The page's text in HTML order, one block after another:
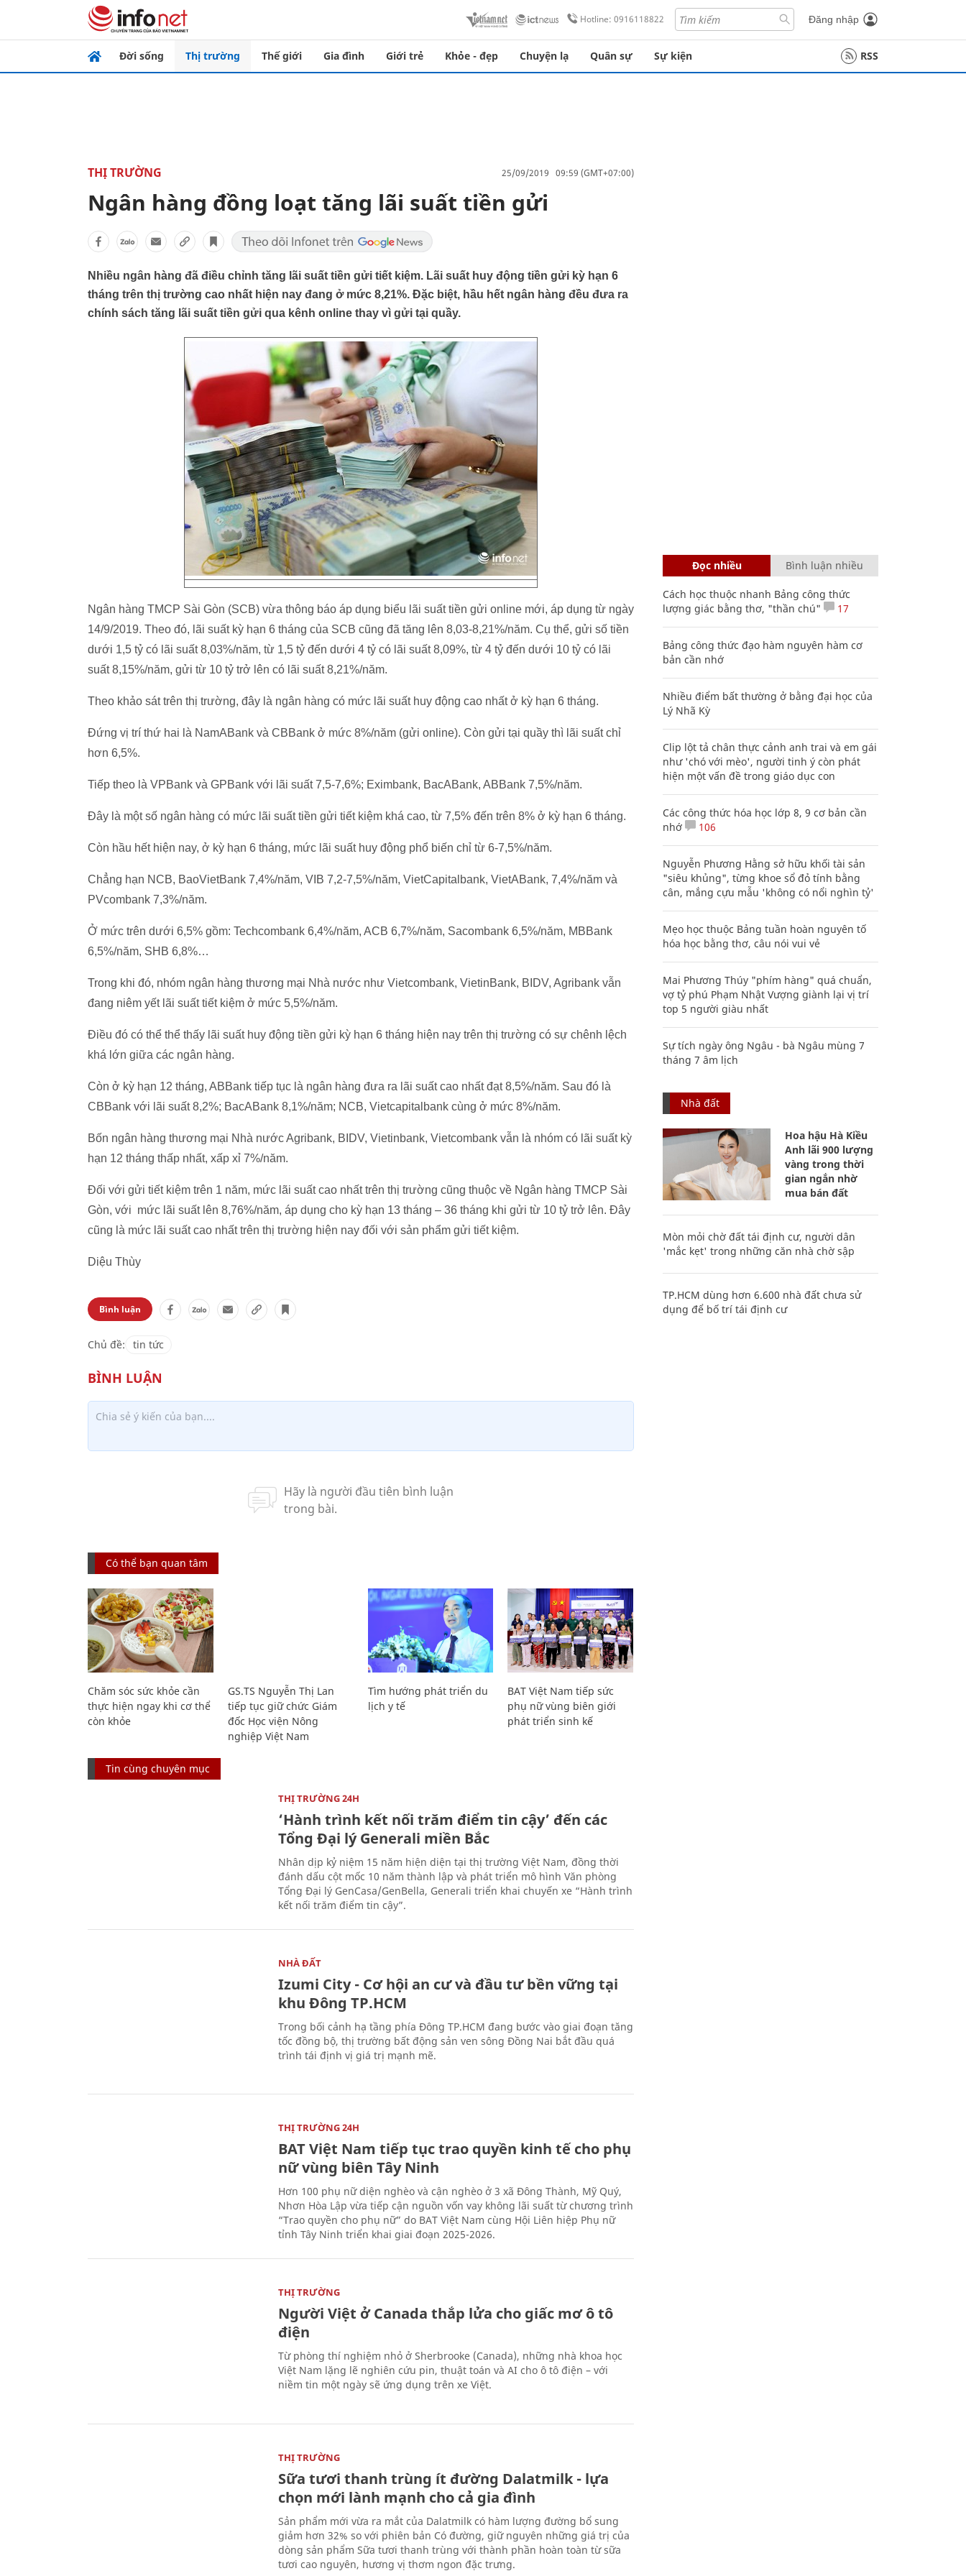
Hotline: 0916118822 Đăng nhập
Đời sống Thị trường Thế giới Gia đình Giới trẻ Khỏe - đẹp Chuyện lạ Quân sự Sự kiện RSS
THỊ TRƯỜNG 25/09/2019 09:59 (GMT+07:00)
Ngân hàng đồng loạt tăng lãi suất tiền gửi
Nhiều ngân hàng đã điều chỉnh tăng lãi suất tiền gửi tiết kiệm. Lãi suất huy động tiền gửi kỳ hạn 6
tháng trên thị trường cao nhất hiện nay đang ở mức 8,21%. Đặc biệt, hầu hết ngân hàng đều đưa ra
chính sách tăng lãi suất tiền gửi qua kênh online thay vì gửi tại quầy.
Ngân hàng TMCP Sài Gòn (SCB) vừa thông báo áp dụng biểu lãi suất tiền gửi online mới, áp dụng từ ngày
14/9/2019. Theo đó, lãi suất kỳ hạn 6 tháng của SCB cũng đã tăng lên 8,03-8,21%/năm. Cụ thể, gửi số tiền
dưới 1,5 tỷ có lãi suất 8,03%/năm, từ 1,5 tỷ đến dưới 4 tỷ có lãi suất 8,09%, từ 4 tỷ đến dưới 10 tỷ có lãi
suất 8,15%/năm, gửi từ 10 tỷ trở lên có lãi suất 8,21%/năm.
Theo khảo sát trên thị trường, đây là ngân hàng có mức lãi suất huy động cao nhất ở kỳ hạn 6 tháng.
Đứng vị trí thứ hai là NamABank và CBBank ở mức 8%/năm (gửi online). Còn gửi tại quầy thì lãi suất chỉ
hơn 6,5%.
Tiếp theo là VPBank và GPBank với lãi suất 7,5-7,6%; Eximbank, BacABank, ABBank 7,5%/năm.
Đây là một số ngân hàng có mức lãi suất tiền gửi tiết kiệm khá cao, từ 7,5% đến trên 8% ở kỳ hạn 6 tháng.
Còn hầu hết hiện nay, ở kỳ hạn 6 tháng, mức lãi suất huy động phổ biến chỉ từ 6-7,5%/năm.
Chẳng hạn NCB, BaoVietBank 7,4%/năm, VIB 7,2-7,5%/năm, VietCapitalbank, VietABank, 7,4%/năm và
PVcombank 7,3%/năm.
Ở mức trên dưới 6,5% gồm: Techcombank 6,4%/năm, ACB 6,7%/năm, Sacombank 6,5%/năm, MBBank
6,5%/năm, SHB 6,8%…
Trong khi đó, nhóm ngân hàng thương mại Nhà nước như Vietcombank, VietinBank, BIDV, Agribank vẫn
đang niêm yết lãi suất tiết kiệm ở mức 5,5%/năm.
Điều đó có thể thể thấy lãi suất huy động tiền gửi kỳ hạn 6 tháng hiện nay trên thị trường có sự chênh lệch
khá lớn giữa các ngân hàng.
Còn ở kỳ hạn 12 tháng, ABBank tiếp tục là ngân hàng đưa ra lãi suất cao nhất đạt 8,5%/năm. Sau đó là
CBBank với lãi suất 8,2%; BacABank 8,1%/năm; NCB, Vietcapitalbank cùng ở mức 8%/năm.
Bốn ngân hàng thương mại Nhà nước Agribank, BIDV, Vietinbank, Vietcombank vẫn là nhóm có lãi suất kỳ
hạn 12 tháng thấp nhất, xấp xỉ 7%/năm.
Đối với gửi tiết kiệm trên 1 năm, mức lãi suất cao nhất trên thị trường cũng thuộc về Ngân hàng TMCP Sài
Gòn, với mức lãi suất lên 8,76%/năm, áp dụng cho kỳ hạn 13 tháng – 36 tháng khi gửi từ 10 tỷ trở lên. Đây
cũng là mức lãi suất cao nhất trên thị trường hiện nay đối với sản phẩm gửi tiết kiệm.
Diệu Thùy
Bình luận
Chủ đề: tin tức
Có thể bạn quan tâm
Chăm sóc sức khỏe cần
thực hiện ngay khi cơ thể
còn khỏe
GS.TS Nguyễn Thị Lan
tiếp tục giữ chức Giám
đốc Học viện Nông
nghiệp Việt Nam
Tìm hướng phát triển du
lịch y tế
BAT Việt Nam tiếp sức
phụ nữ vùng biên giới
phát triển sinh kế
Tin cùng chuyên mục
THỊ TRƯỜNG 24H
‘Hành trình kết nối trăm điểm tin cậy’ đến các
Tổng Đại lý Generali miền Bắc
Nhân dịp kỷ niệm 15 năm hiện diện tại thị trường Việt Nam, đồng thời
đánh dấu cột mốc 10 năm thành lập và phát triển mô hình Văn phòng
Tổng Đại lý GenCasa/GenBella, Generali triển khai chuyến xe “Hành trình
kết nối trăm điểm tin cậy”.
NHÀ ĐẤT
Izumi City - Cơ hội an cư và đầu tư bền vững tại
khu Đông TP.HCM
Trong bối cảnh hạ tầng phía Đông TP.HCM đang bước vào giai đoạn tăng
tốc đồng bộ, thị trường bất động sản ven sông Đồng Nai bắt đầu quá
trình tái định vị giá trị mạnh mẽ.
THỊ TRƯỜNG 24H
BAT Việt Nam tiếp tục trao quyền kinh tế cho phụ
nữ vùng biên Tây Ninh
Hơn 100 phụ nữ diện nghèo và cận nghèo ở 3 xã Đông Thành, Mỹ Quý,
Nhơn Hòa Lập vừa tiếp cận nguồn vốn vay không lãi suất từ chương trình
“Trao quyền cho phụ nữ” do BAT Việt Nam cùng Hội Liên hiệp Phụ nữ
tỉnh Tây Ninh triển khai giai đoạn 2025-2026.
THỊ TRƯỜNG
Người Việt ở Canada thắp lửa cho giấc mơ ô tô
điện
Từ phòng thí nghiệm nhỏ ở Sherbrooke (Canada), những nhà khoa học
Việt Nam lặng lẽ nghiên cứu pin, thuật toán và AI cho ô tô điện – với
niềm tin một ngày sẽ ứng dụng trên xe Việt.
THỊ TRƯỜNG
Sữa tươi thanh trùng ít đường Dalatmilk - lựa
chọn mới lành mạnh cho cả gia đình
Sản phẩm mới vừa ra mắt của Dalatmilk có hàm lượng đường bổ sung
giảm hơn 32% so với phiên bản Có đường, giữ nguyên những giá trị của
dòng sản phẩm Sữa tươi thanh trùng với thành phần hoàn toàn từ sữa
tươi cao nguyên, hương vị thơm ngon đặc trưng.
Đọc nhiều Bình luận nhiều
Cách học thuộc nhanh Bảng công thức
lượng giác bằng thơ, "thần chú"
17
Bảng công thức đạo hàm nguyên hàm cơ
bản cần nhớ
Nhiều điểm bất thường ở bằng đại học của
Lý Nhã Kỳ
Clip lột tả chân thực cảnh anh trai và em gái
như 'chó với mèo', người tinh ý còn phát
hiện một vấn đề trong giáo dục con
Các công thức hóa học lớp 8, 9 cơ bản cần
nhớ
106
Nguyễn Phương Hằng sở hữu khối tài sản
"siêu khủng", từng khoe sổ đỏ tính bằng
cân, mắng cựu mẫu 'không có nổi nghìn tỷ'
Mẹo học thuộc Bảng tuần hoàn nguyên tố
hóa học bằng thơ, câu nói vui vẻ
Mai Phương Thúy "phím hàng" quá chuẩn,
vợ tỷ phú Phạm Nhật Vượng giành lại vị trí
top 5 người giàu nhất
Sự tích ngày ông Ngâu - bà Ngâu mùng 7
tháng 7 âm lịch
Nhà đất
Hoa hậu Hà Kiều
Anh lãi 900 lượng
vàng trong thời
gian ngắn nhờ
mua bán đất
Mòn mỏi chờ đất tái định cư, người dân
'mắc kẹt' trong những căn nhà chờ sập
TP.HCM dùng hơn 6.600 nhà đất chưa sử
dụng để bố trí tái định cư